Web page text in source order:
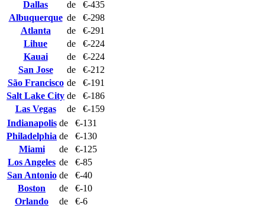
Dallas
de
€-435
Albuquerque de
€-298
Atlanta
de
€-291
Lihue
de
€-224
Kauai
de
€-224
San Jose
de
€-212
São Francisco de
€-191
Salt Lake City de
€-186
Las Vegas
de
€-159
Indianapolis de
€-131
Philadelphia de
€-130
Miami
de
€-125
Los Angeles de
€-85
San Antonio de
€-40
Boston
de
€-10
Orlando
de
€-6